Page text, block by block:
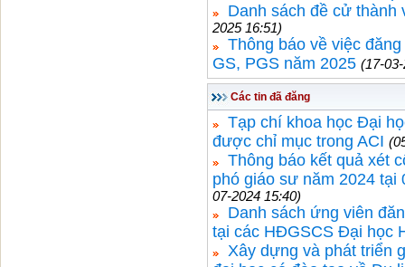
Danh sách đề cử
2025 16:51)
Thông báo về việc
GS, PGS năm 2025 (17-
Các tin đã đăng
Tạp chí khoa học Đại
được chỉ mục trong ACI
Thông báo kết quả xét
phó giáo sư năm 2024
07-2024 15:40)
Danh sách ứng viên
tại các HĐGSCS Đại học
Xây dựng và phát triển